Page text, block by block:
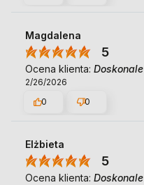
Magdalena
5
Ocena klienta: Doskonale
2/26/2026
0
0
Elżbieta
5
Ocena klienta: Doskonale